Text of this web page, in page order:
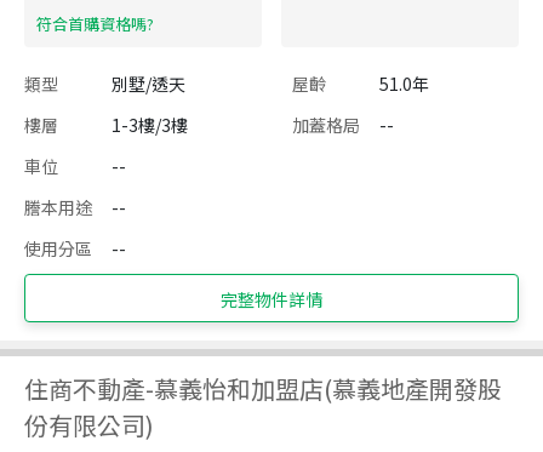
​符合首購資格嗎?
類型 別墅/透天 屋齡
51.0年
樓層
1-3樓/3樓 加蓋格局
--
車位
--
謄本用途
--
使用分區
--
完整物件詳情
住商不動產-慕義怡和加盟店(慕義地產開發股
份有限公司)